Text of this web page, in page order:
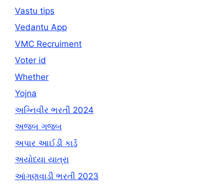
Vastu tips
Vedantu App
VMC Recruiment
Voter id
Whether
Yojna
અગ્નિવીર ભરતી 2024
અજબ ગજબ
અપાર આઈડી કાર્ડ
અયોધ્યા યાત્રા
આંગણવાડી ભરતી 2023